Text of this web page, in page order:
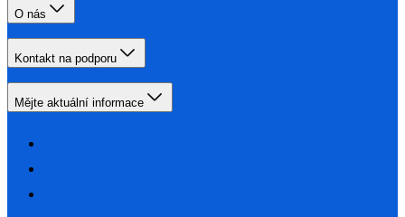
O nás
Kontakt na podporu
Mějte aktuální informace